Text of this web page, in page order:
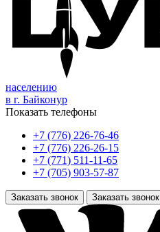
населению
в г. Байконур
Показать телефоны
+7 (776) 226-76-46
+7 (776) 226-26-15
+7 (771) 511-11-65
+7 (705) 903-57-87
Заказать звонок Заказать звонок